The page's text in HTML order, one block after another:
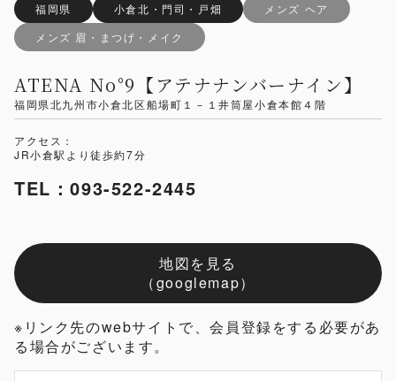
福岡県 小倉北・門司・戸畑
メンズ ヘア
メンズ 眉・まつげ・メイク
ATENA No°9【アテナナンバーナイン】
福岡県北九州市小倉北区船場町１－１井筒屋小倉本館４階
アクセス：
JR小倉駅より徒歩約7分
TEL：093-522-2445
地図を見る
（googlemap）
※リンク先のwebサイトで、会員登録をする必要があ
る場合がございます。